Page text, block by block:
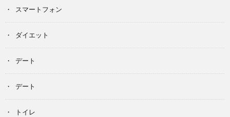
スマートフォン
ダイエット
デート
デート
トイレ